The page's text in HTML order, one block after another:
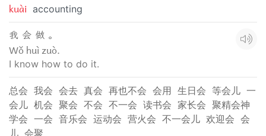
kuài accounting
我 会 做 。
Wǒ huì zuò.
I know how to do it.
总会 我会 会去 真会 再也不会 会用 生日会 等会儿 一
会儿 机会 聚会 不会 不一会 读书会 家长会 聚精会神
学会 一会 音乐会 运动会 营火会 不一会儿 欢迎会 会
儿 会聚